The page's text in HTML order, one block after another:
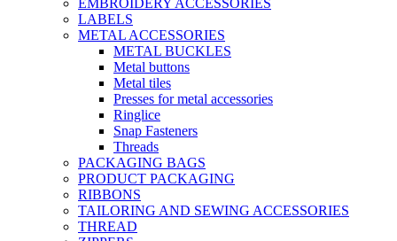
EMBROIDERY ACCESSORIES
LABELS
METAL ACCESSORIES
METAL BUCKLES
Metal buttons
Metal tiles
Presses for metal accessories
Ringlice
Snap Fasteners
Threads
PACKAGING BAGS
PRODUCT PACKAGING
RIBBONS
TAILORING AND SEWING ACCESSORIES
THREAD